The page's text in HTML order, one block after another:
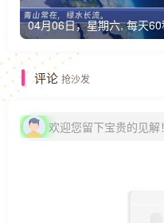
评论 抢沙发
欢迎您留下宝贵的见解！